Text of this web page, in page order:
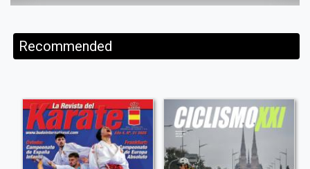
Recommended